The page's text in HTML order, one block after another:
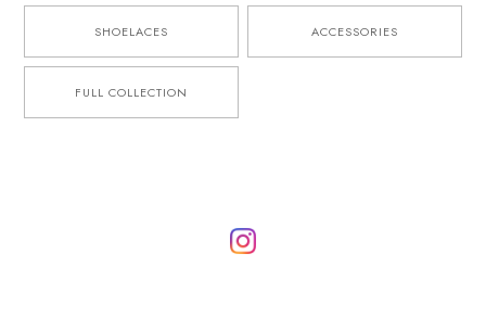
SHOELACES ACCESSORIES
FULL COLLECTION